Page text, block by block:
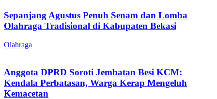
Sepanjang Agustus Penuh Senam dan Lomba
Olahraga Tradisional di Kabupaten Bekasi
Olahraga
Anggota DPRD Soroti Jembatan Besi KCM:
Kendala Perbatasan, Warga Kerap Mengeluh
Kemacetan